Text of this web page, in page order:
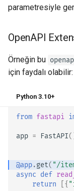
parametresiyle
OpenAPI
Örneğin bu
için faydalı olabilir:
Python 3.10+
from fastapi
app = FastAPI
@app.get( "/
async def
return
[{